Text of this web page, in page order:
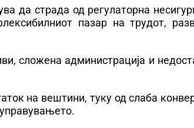
да страда од регулаторна
пазар на трудот,
сложена администрација и
на вештини, туку од слаба